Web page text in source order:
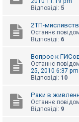
Відповіді: 5
2ТП-
Останнє
Відповіді: 6
Вопрос к
Останнє
25, 2010 6:37 pm
Відповіді: 10
Раки в
Останнє
Відповіді: 9